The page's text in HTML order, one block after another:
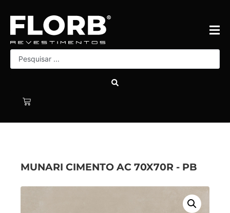
MUNARI CIMENTO AC 70X70R - PB